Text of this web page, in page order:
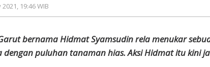
19:46 WIB
redaksi
bernama Hidmat Syamsudin rela menukar
dengan puluhan tanaman hias. Aksi Hidmat itu kini